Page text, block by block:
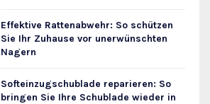
Effektive Rattenabwehr: So schützen
Sie Ihr Zuhause vor unerwünschten
Nagern
Softeinzugschublade reparieren: So
bringen Sie Ihre Schublade wieder in